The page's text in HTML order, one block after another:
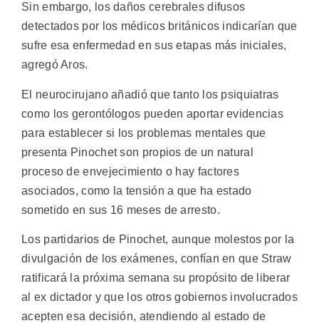
Sin embargo, los daños cerebrales difusos
detectados por los médicos británicos indicarían que
sufre esa enfermedad en sus etapas más iniciales,
agregó Aros.
El neurocirujano añadió que tanto los psiquiatras
como los gerontólogos pueden aportar evidencias
para establecer si los problemas mentales que
presenta Pinochet son propios de un natural
proceso de envejecimiento o hay factores
asociados, como la tensión a que ha estado
sometido en sus 16 meses de arresto.
Los partidarios de Pinochet, aunque molestos por la
divulgación de los exámenes, confían en que Straw
ratificará la próxima semana su propósito de liberar
al ex dictador y que los otros gobiernos involucrados
acepten esa decisión, atendiendo al estado de